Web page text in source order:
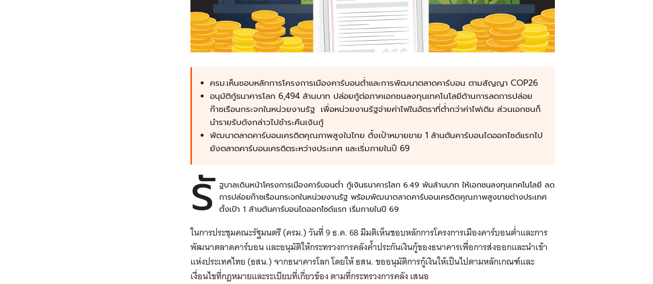
ครม.เห็นชอบหลักการโครงการเมืองคาร์บอนต่ำและการพัฒนาตลาดคาร์บอน ตามสัญญา COP26
อนุมัติกู้ธนาคารโลก 6,494 ล้านบาท ปล่อยกู้ต่อภาคเอกชนลงทุนเทคโนโลยีด้านการลดการปล่อย
ก๊าซเรือนกระจกในหน่วยงานรัฐ เพื่อหน่วยงานรัฐจ่ายค่าไฟในอัตราที่ต่ำกว่าค่าไฟเดิม ส่วนเอกชนก็
นำรายรับดังกล่าวไปชำระคืนเงินกู้
พัฒนาตลาดคาร์บอนเครดิตคุณภาพสูงในไทย ตั้งเป้าหมายขาย 1 ล้านตันคาร์บอนไดออกไซด์แรกไป
ยังตลาดคาร์บอนเครดิตระหว่างประเทศ และเริ่มภายในปี 69
รั ฐบาลเดินหน้าโครงการเมืองคาร์บอนต่ำ กู้เงินธนาคารโลก 6.49 พันล้านบาท ให้เอกชนลงทุนเทคโนโลยี ลด
การปล่อยก๊าซเรือนกระจกในหน่วยงานรัฐ พร้อมพัฒนาตลาดคาร์บอนเครดิตคุณภาพสูงขายต่างประเทศ
ตั้งเป้า 1 ล้านตันคาร์บอนไดออกไซด์แรก เริ่มภายในปี 69
ในการประชุมคณะรัฐมนตรี (ครม.) วันที่ 9 ธ.ค. 68 มีมติเห็นชอบหลักการโครงการเมืองคาร์บอนต่ำและการ
พัฒนาตลาดคาร์บอน และอนุมัติให้กระทรวงการคลังค้ำประกันเงินกู้ของธนาคารเพื่อการส่งออกและนำเข้า
แห่งประเทศไทย (ธสน.) จากธนาคารโลก โดยให้ ธสน. ขออนุมัติการกู้เงินให้เป็นไปตามหลักเกณฑ์และ
เงื่อนไขที่กฎหมายและระเบียบที่เกี่ยวข้อง ตามที่กระทรวงการคลัง เสนอ